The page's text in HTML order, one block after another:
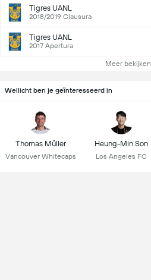
Tigres UANL
2018/2019 Clausura
Tigres UANL
2017 Apertura
Meer bekijken
Wellicht ben je geïnteresseerd in
Thomas Müller
Vancouver Whitecaps
Heung-Min Son
Los Angeles FC